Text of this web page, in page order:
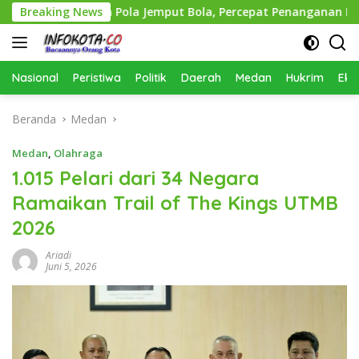
Langsung
ke
konten
Breaking News
Terapkan Pola Jemput Bola, Percepat Penanganan
Nasional Peristiwa Politik Daerah Medan Hukrim
Beranda Medan
Medan, Olahraga
1.015 Pelari dari 34 Negara
Ramaikan Trail of The Kings UTMB
2026
Ariadi
Juni 5, 2026